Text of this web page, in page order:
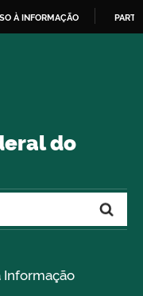
À INFORMAÇÃO
do
Informação